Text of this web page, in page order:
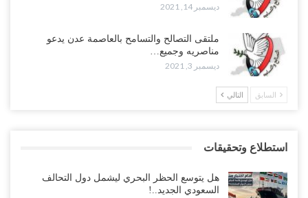
ديسمبر 14, 2021
ملتقى التصالح والتسامح بالعاصمة عدن يدعو
مناصريه وجميع…
ديسمبر 3, 2021
السابق التالي
استطلاع وتحقيقات
هل يتوسع الحظر البحري ليشمل دول التحالف
السعودي الجديد..!